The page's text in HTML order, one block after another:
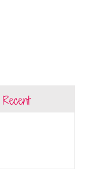
Recent